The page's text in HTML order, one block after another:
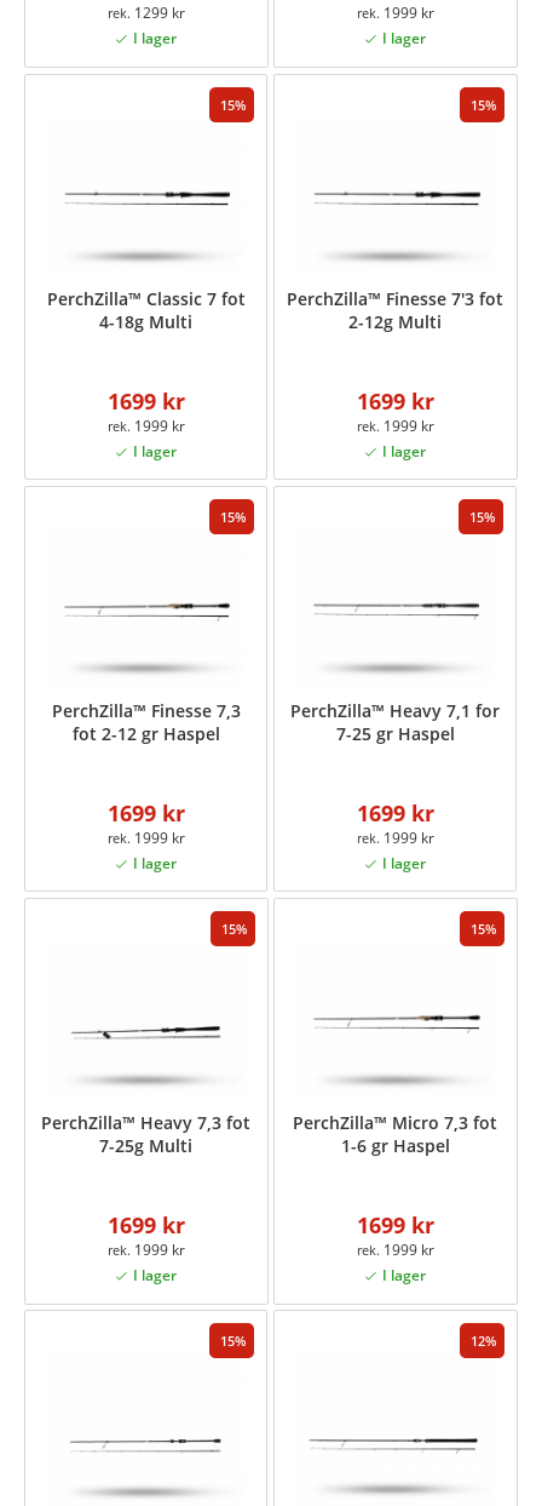
1299 kr 1999 kr
15
PerchZilla™ Classic 7 fot
4-18g Multi
1699 kr
1999 kr
15
PerchZilla™ Finesse 7'3 fot
2-12g Multi
1699 kr
1999 kr
15
PerchZilla™ Finesse 7,3
fot 2-12 gr Haspel
1699 kr
1999 kr
15
PerchZilla™ Heavy 7,1 for
7-25 gr Haspel
1699 kr
1999 kr
15
PerchZilla™ Heavy 7,3 fot
7-25g Multi
1699 kr
1999 kr
15
PerchZilla™ Micro 7,3 fot
1-6 gr Haspel
1699 kr
1999 kr
15 12